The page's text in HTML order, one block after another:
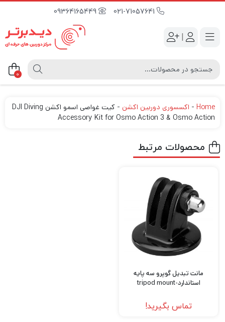
09364165449
|
0
Home
- اکسسوری دوربین اکشن -
کیت غواصی اسمو اکشن DJI Diving
Accessory Kit for Osmo Action 3 & Osmo Action
محصولات مرتبط
مانت تبدیل گوپرو سه پایه
استاندارد-tripod mount
تماس بگیرید!